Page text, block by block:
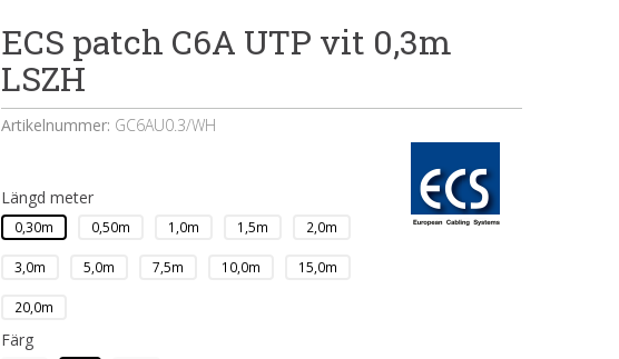
ECS patch C6A UTP vit 0,3m
LSZH
Artikelnummer: GC6AU0.3/WH
Längd meter
0,30m 0,50m 1,0m 1,5m 2,0m
3,0m 5,0m 7,5m 10,0m 15,0m
20,0m
Färg